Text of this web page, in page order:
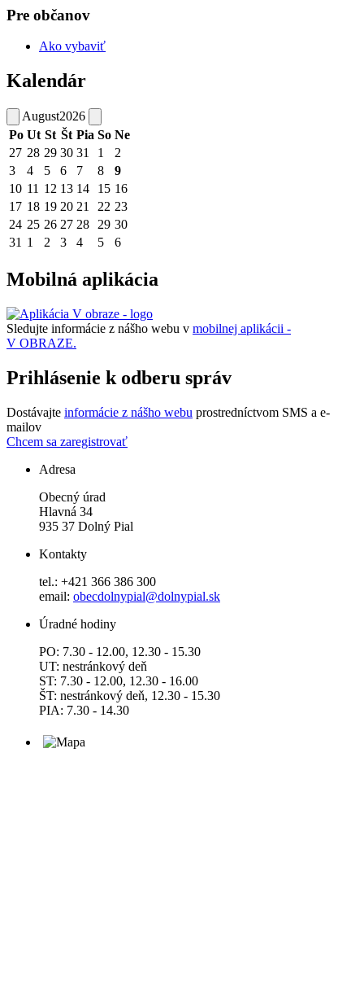
Pre občanov
Ako vybaviť
Kalendár
August2026
Po Ut St Št Pia So Ne
27 28 29 30 31 1
2
3
4 5 6 7 8
9
10 11 12 13 14 15 16
17 18 19 20 21 22 23
24 25 26 27 28 29 30
31 1 2 3 4 5 6
Mobilná aplikácia
Sledujte informácie z nášho webu v mobilnej aplikácii -
V OBRAZE.
Prihlásenie k odberu správ
Dostávajte informácie z nášho webu prostredníctvom SMS a e-
mailov
Chcem sa zaregistrovať
Adresa
Obecný úrad
Hlavná 34
935 37 Dolný Pial
Kontakty
tel.: +421 366 386 300
email: obecdolnypial@dolnypial.sk
Úradné hodiny
PO: 7.30 - 12.00, 12.30 - 15.30
UT: nestránkový deň
ST: 7.30 - 12.00, 12.30 - 16.00
ŠT: nestránkový deň, 12.30 - 15.30
PIA: 7.30 - 14.30